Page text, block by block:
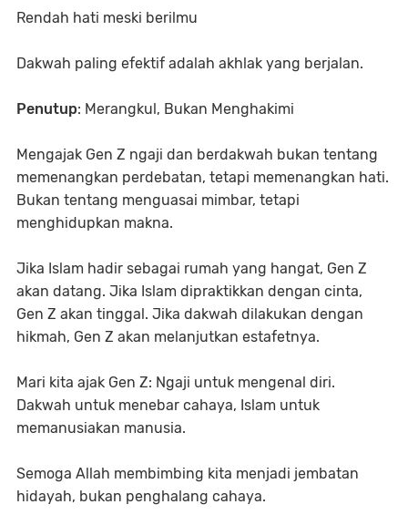
Rendah hati meski berilmu
Dakwah paling efektif adalah akhlak yang berjalan.
Penutup: Merangkul, Bukan Menghakimi
Mengajak Gen Z ngaji dan berdakwah bukan tentang
memenangkan perdebatan, tetapi memenangkan hati.
Bukan tentang menguasai mimbar, tetapi
menghidupkan makna.
Jika Islam hadir sebagai rumah yang hangat, Gen Z
akan datang. Jika Islam dipraktikkan dengan cinta,
Gen Z akan tinggal. Jika dakwah dilakukan dengan
hikmah, Gen Z akan melanjutkan estafetnya.
Mari kita ajak Gen Z: Ngaji untuk mengenal diri.
Dakwah untuk menebar cahaya, Islam untuk
memanusiakan manusia.
Semoga Allah membimbing kita menjadi jembatan
hidayah, bukan penghalang cahaya.